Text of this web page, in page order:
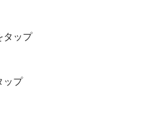
タップ
ップ